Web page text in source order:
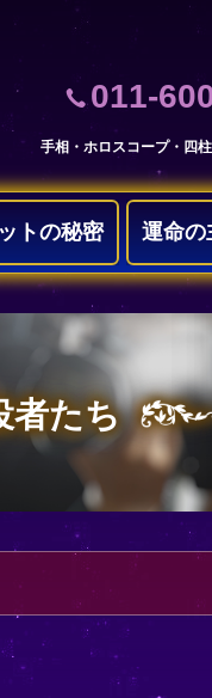
011-
手相・ホロスコープ・四
トの秘密 運命の
者たち